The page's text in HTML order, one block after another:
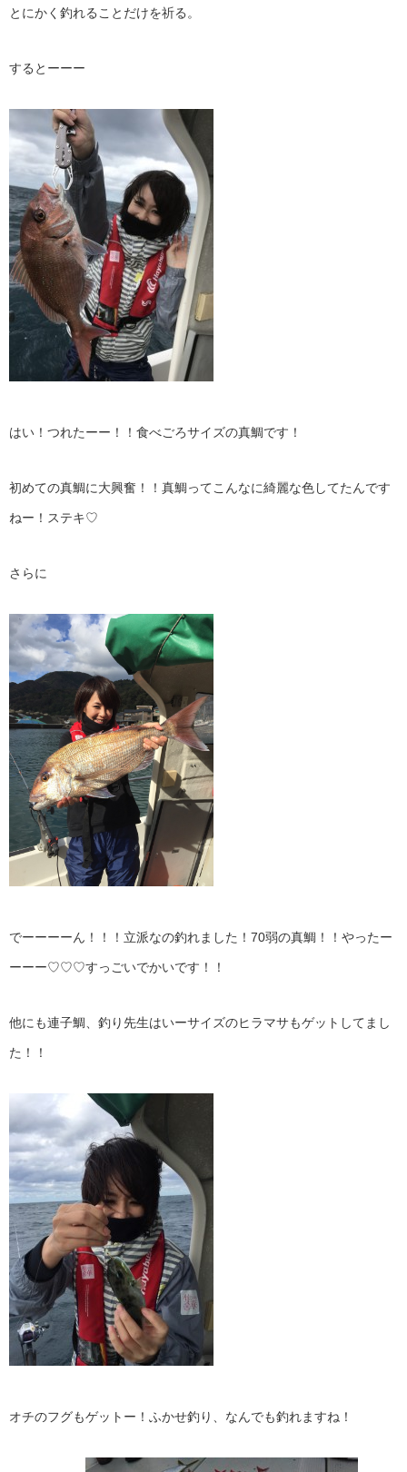
とにかく釣れることだけを祈る。
するとーーー
はい！つれたーー！！食べごろサイズの真鯛です！
初めての真鯛に大興奮！！真鯛ってこんなに綺麗な色してたんです
ねー！ステキ♡
さらに
でーーーーん！！！立派なの釣れました！70弱の真鯛！！やったー
ーーー♡♡♡すっごいでかいです！！
他にも連子鯛、釣り先生はいーサイズのヒラマサもゲットしてまし
た！！
オチのフグもゲットー！ふかせ釣り、なんでも釣れますね！